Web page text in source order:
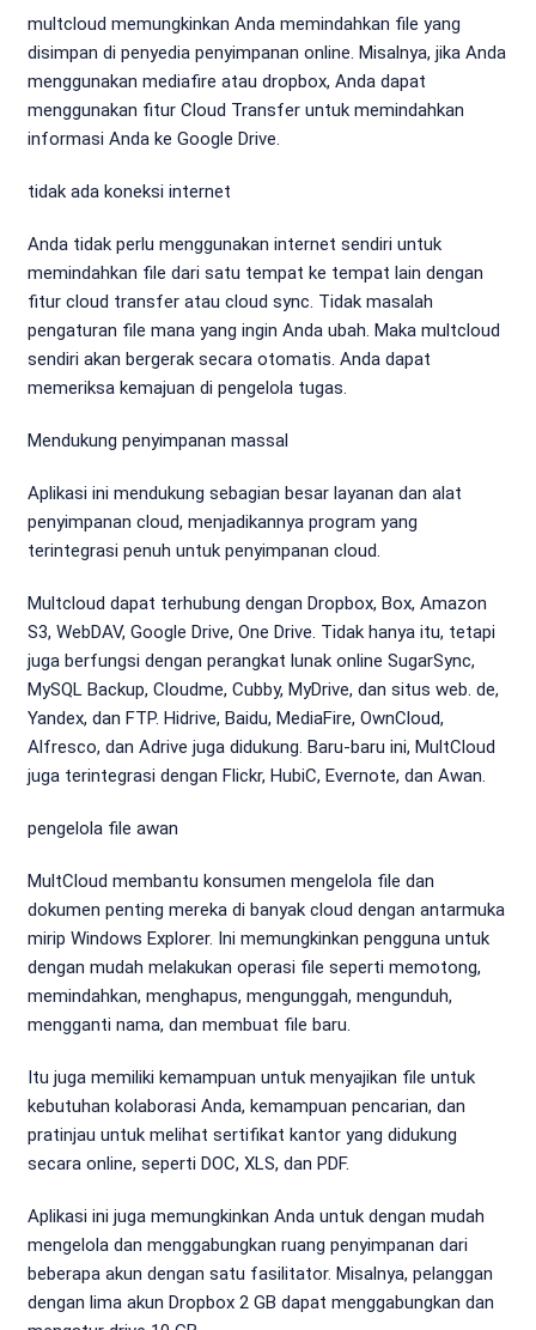
multcloud memungkinkan Anda memindahkan file yang
disimpan di penyedia penyimpanan online. Misalnya, jika Anda
menggunakan mediafire atau dropbox, Anda dapat
menggunakan fitur Cloud Transfer untuk memindahkan
informasi Anda ke Google Drive.
tidak ada koneksi internet
Anda tidak perlu menggunakan internet sendiri untuk
memindahkan file dari satu tempat ke tempat lain dengan
fitur cloud transfer atau cloud sync. Tidak masalah
pengaturan file mana yang ingin Anda ubah. Maka multcloud
sendiri akan bergerak secara otomatis. Anda dapat
memeriksa kemajuan di pengelola tugas.
Mendukung penyimpanan massal
Aplikasi ini mendukung sebagian besar layanan dan alat
penyimpanan cloud, menjadikannya program yang
terintegrasi penuh untuk penyimpanan cloud.
Multcloud dapat terhubung dengan Dropbox, Box, Amazon
S3, WebDAV, Google Drive, One Drive. Tidak hanya itu, tetapi
juga berfungsi dengan perangkat lunak online SugarSync,
MySQL Backup, Cloudme, Cubby, MyDrive, dan situs web. de,
Yandex, dan FTP. Hidrive, Baidu, MediaFire, OwnCloud,
Alfresco, dan Adrive juga didukung. Baru-baru ini, MultCloud
juga terintegrasi dengan Flickr, HubiC, Evernote, dan Awan.
pengelola file awan
MultCloud membantu konsumen mengelola file dan
dokumen penting mereka di banyak cloud dengan antarmuka
mirip Windows Explorer. Ini memungkinkan pengguna untuk
dengan mudah melakukan operasi file seperti memotong,
memindahkan, menghapus, mengunggah, mengunduh,
mengganti nama, dan membuat file baru.
Itu juga memiliki kemampuan untuk menyajikan file untuk
kebutuhan kolaborasi Anda, kemampuan pencarian, dan
pratinjau untuk melihat sertifikat kantor yang didukung
secara online, seperti DOC, XLS, dan PDF.
Aplikasi ini juga memungkinkan Anda untuk dengan mudah
mengelola dan menggabungkan ruang penyimpanan dari
beberapa akun dengan satu fasilitator. Misalnya, pelanggan
dengan lima akun Dropbox 2 GB dapat menggabungkan dan